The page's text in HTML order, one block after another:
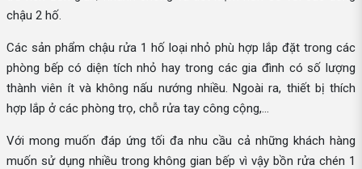
chậu 2 hố.
Các sản phẩm chậu rửa 1 hố loại nhỏ phù hợp lắp đặt trong các
phòng bếp có diện tích nhỏ hay trong các gia đình có số lượng
thành viên ít và không nấu nướng nhiều. Ngoài ra, thiết bị thích
hợp lắp ở các phòng trọ, chỗ rửa tay công cộng,...
Với mong muốn đáp ứng tối đa nhu cầu cả những khách hàng
muốn sử dụng nhiều trong không gian bếp vì vậy bồn rửa chén 1